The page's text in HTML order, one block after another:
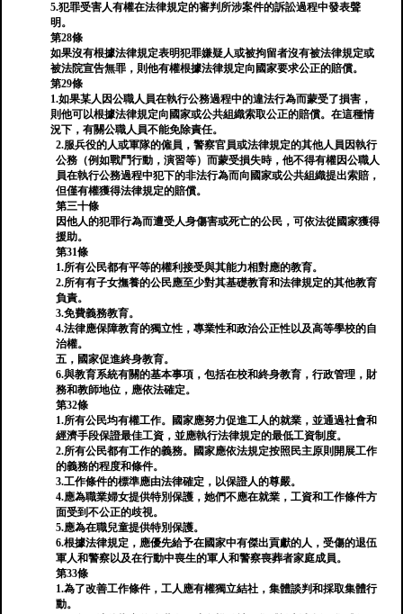
5.犯罪受害人有權在法律規定的審判所涉案件的訴訟過程中發表聲
明。
第28條
如果沒有根據法律規定表明犯罪嫌疑人或被拘留者沒有被法律規定或
被法院宣告無罪，則他有權根據法律規定向國家要求公正的賠償。
第29條
1.如果某人因公職人員在執行公務過程中的違法行為而蒙受了損害，
則他可以根據法律規定向國家或公共組織索取公正的賠償。在這種情
況下，有關公職人員不能免除責任。
2.服兵役的人或軍隊的僱員，警察官員或法律規定的其他人員因執行
公務（例如戰鬥行動，演習等）而蒙受損失時，他不得有權因公職人
員在執行公務過程中犯下的非法行為而向國家或公共組織提出索賠，
但僅有權獲得法律規定的賠償。
第三十條
因他人的犯罪行為而遭受人身傷害或死亡的公民，可依法從國家獲得
援助。
第31條
1.所有公民都有平等的權利接受與其能力相對應的教育。
2.所有有子女撫養的公民應至少對其基礎教育和法律規定的其他教育
負責。
3.免費義務教育。
4.法律應保障教育的獨立性，專業性和政治公正性以及高等學校的自
治權。
五，國家促進終身教育。
6.與教育系統有關的基本事項，包括在校和終身教育，行政管理，財
務和教師地位，應依法確定。
第32條
1.所有公民均有權工作。國家應努力促進工人的就業，並通過社會和
經濟手段保證最佳工資，並應執行法律規定的最低工資制度。
2.所有公民都有工作的義務。國家應依法規定按照民主原則開展工作
的義務的程度和條件。
3.工作條件的標準應由法律確定，以保證人的尊嚴。
4.應為職業婦女提供特別保護，她們不應在就業，工資和工作條件方
面受到不公正的歧視。
5.應為在職兒童提供特別保護。
6.根據法律規定，應優先給予在國家中有傑出貢獻的人，受傷的退伍
軍人和警察以及在行動中喪生的軍人和警察喪葬者家庭成員。
第33條
1.為了改善工作條件，工人應有權獨立結社，集體談判和採取集體行
動。